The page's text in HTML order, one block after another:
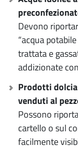
Devono
“acqua
trattata e
addizionate
Prodotti
venduti al
Possono
cartello o sul
facilmente